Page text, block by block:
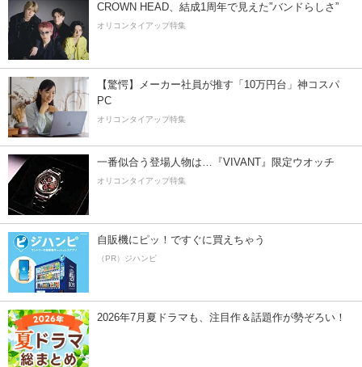
CROWN HEAD、結成1周年で見えた”バンドらしさ”
オリコンタイアップ特集
【驚愕】メーカー社員が推す「10万円台」神コスパ
PC
オリコンタイアップ特集
一番似合う登場人物は…『VIVANT』限定ウオッチ
オリコンタイアップ特集
自販機にピッ！ですぐに買えちゃう
（PR）ジハンピ
2026年7月夏ドラマも、注目作＆話題作が勢ぞろい！